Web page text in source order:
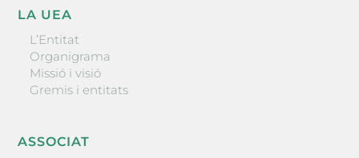
LA UEA
L’Entitat
Organigrama
Missió i visió
Gremis i entitats
ASSOCIAT